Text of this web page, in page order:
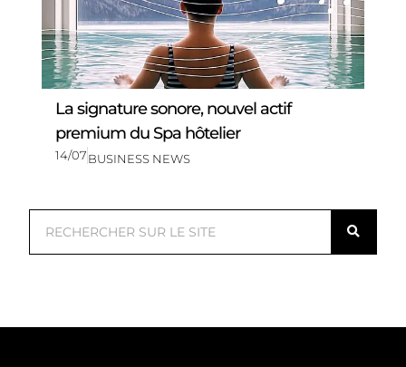
La signature sonore, nouvel actif
premium du Spa hôtelier
14/07BUSINESS NEWS